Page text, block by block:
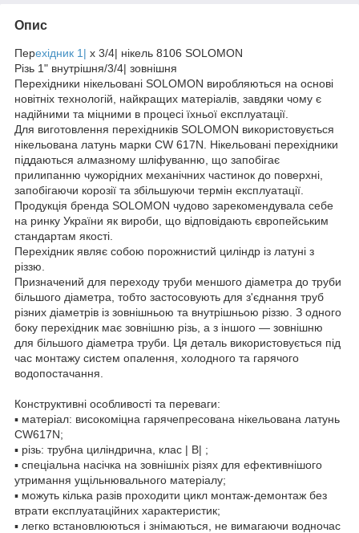
Опис
Перехідник 1| х 3/4| нікель 8106 SOLOMON
Різь 1" внутрішня/3/4| зовнішня
Перехідники нікельовані SOLOMON виробляються на основі
новітніх технологій, найкращих матеріалів, завдяки чому є
надійними та міцними в процесі їхньої експлуатації.
Для виготовлення перехідників SOLOMON використовується
нікельована латунь марки CW 617N. Нікельовані перехідники
піддаються алмазному шліфуванню, що запобігає
прилипанню чужорідних механічних частинок до поверхні,
запобігаючи корозії та збільшуючи термін експлуатації.
Продукція бренда SOLOMON чудово зарекомендувала себе
на ринку України як вироби, що відповідають європейським
стандартам якості.
Перехідник являє собою порожнистий циліндр із латуні з
різзю.
Призначений для переходу труби меншого діаметра до труби
більшого діаметра, тобто застосовують для з'єднання труб
різних діаметрів із зовнішньою та внутрішньою різзю. З одного
боку перехідник має зовнішню різь, а з іншого — зовнішню
для більшого діаметра труби. Ця деталь використовується під
час монтажу систем опалення, холодного та гарячого
водопостачання.
Конструктивні особливості та переваги:
▪ матеріал: високоміцна гарячепресована нікельована латунь
CW617N;
▪ різь: трубна циліндрична, клас | В| ;
▪ спеціальна насічка на зовнішніх різях для ефективнішого
утримання ущільнювального матеріалу;
▪ можуть кілька разів проходити цикл монтаж-демонтаж без
втрати експлуатаційних характеристик;
▪ легко встановлюються і знімаються, не вимагаючи водночас